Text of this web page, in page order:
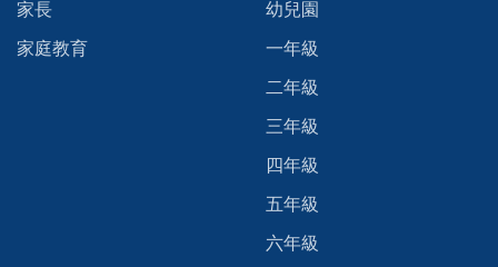
家長
家庭教育
幼兒園
一年級
二年級
三年級
四年級
五年級
六年級